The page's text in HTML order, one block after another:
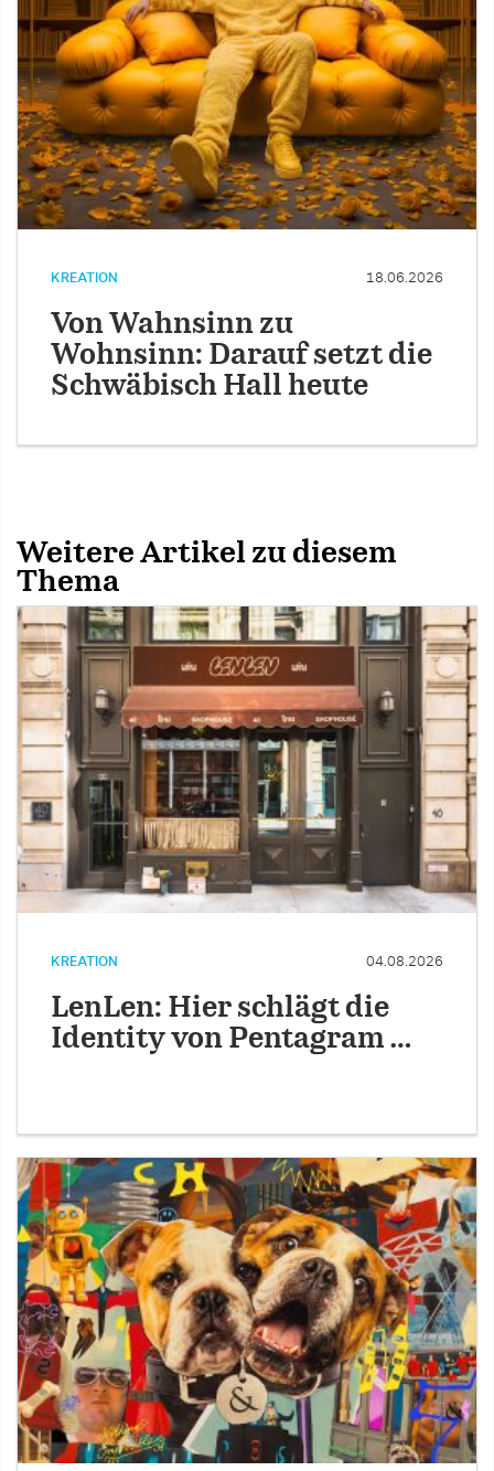
KREATION 18.06.2026
Von Wahnsinn zu
Wohnsinn: Darauf setzt die
Schwäbisch Hall heute
Weitere Artikel zu diesem
Thema
KREATION 04.08.2026
LenLen: Hier schlägt die
Identity von Pentagram …